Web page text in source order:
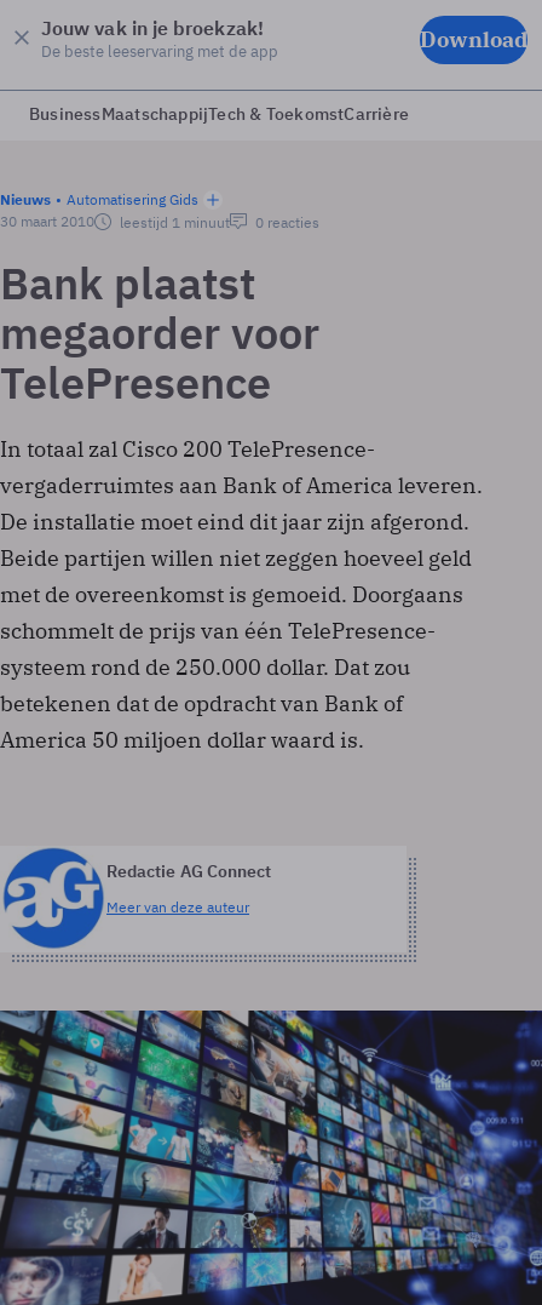
Jouw vak in je broekzak!
De beste leeservaring met de app Download
BusinessMaatschappijTech & ToekomstCarrière
Nieuws
Automatisering Gids
30 maart 2010
leestijd 1 minuut 0 reacties
Bank plaatst
megaorder voor
TelePresence
In totaal zal Cisco 200 TelePresence-
vergaderruimtes aan Bank of America leveren.
De installatie moet eind dit jaar zijn afgerond.
Beide partijen willen niet zeggen hoeveel geld
met de overeenkomst is gemoeid. Doorgaans
schommelt de prijs van één TelePresence-
systeem rond de 250.000 dollar. Dat zou
betekenen dat de opdracht van Bank of
America 50 miljoen dollar waard is.
Redactie AG Connect
Meer van deze auteur